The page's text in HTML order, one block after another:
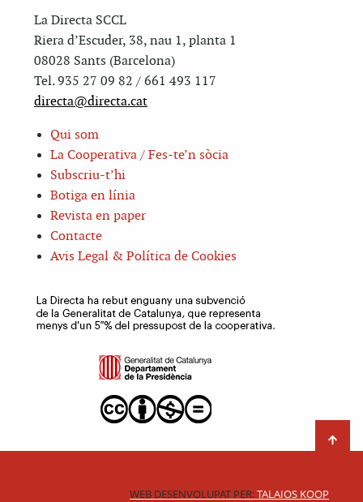
La Directa SCCL
Riera d’Escuder, 38, nau 1, planta 1
08028 Sants (Barcelona)
Tel. 935 27 09 82 / 661 493 117
directa@directa.cat
Qui som
La Cooperativa / Fes-te’n sòcia
Subscriu-t’hi
Botiga en línia
Revista en paper
Contacte
Avis Legal & Política de Cookies
WEB DESENVOLUPAT PER:TALAIOS KOOP